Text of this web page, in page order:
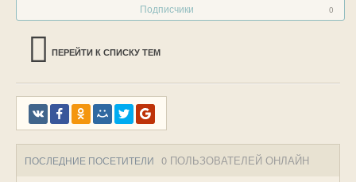
Подписчики 0
ПЕРЕЙТИ К СПИСКУ ТЕМ
ПОСЛЕДНИЕ ПОСЕТИТЕЛИ 0 ПОЛЬЗОВАТЕЛЕЙ ОНЛАЙН